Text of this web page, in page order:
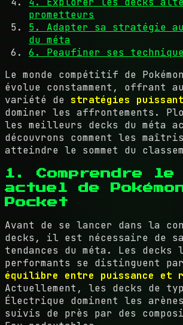
prometteurs
5. Adapter sa stratégie
du méta
6. Peaufiner ses
Le monde compétitif de
évolue constamment, offrant
variété de stratégies
dominer les affrontements.
les meilleurs decks du méta
découvrons comment les
atteindre le sommet du
1. Comprendre le
actuel de Pokémon
Pocket
Avant de se lancer dans la
decks, il est nécessaire de
tendances du méta. Les decks
performants se distinguent
équilibre entre puissance et
Actuellement, les decks de
Électrique dominent les
suivis de près par des